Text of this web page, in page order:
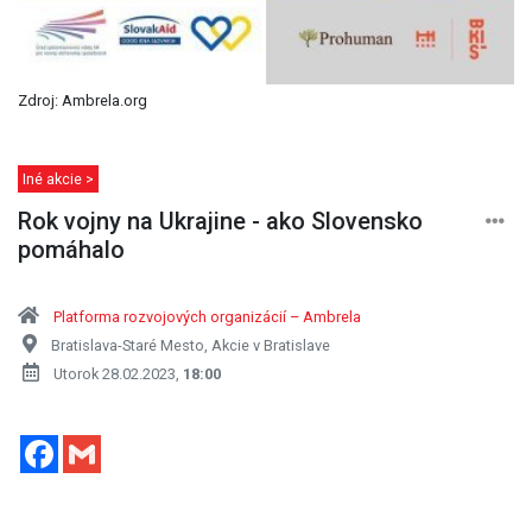
Zdroj: Ambrela.org
Iné akcie >
Rok vojny na Ukrajine - ako Slovensko
pomáhalo
Platforma rozvojových organizácií – Ambrela
Bratislava-Staré Mesto, Akcie v Bratislave
Utorok 28.02.2023, 18:00
Facebook